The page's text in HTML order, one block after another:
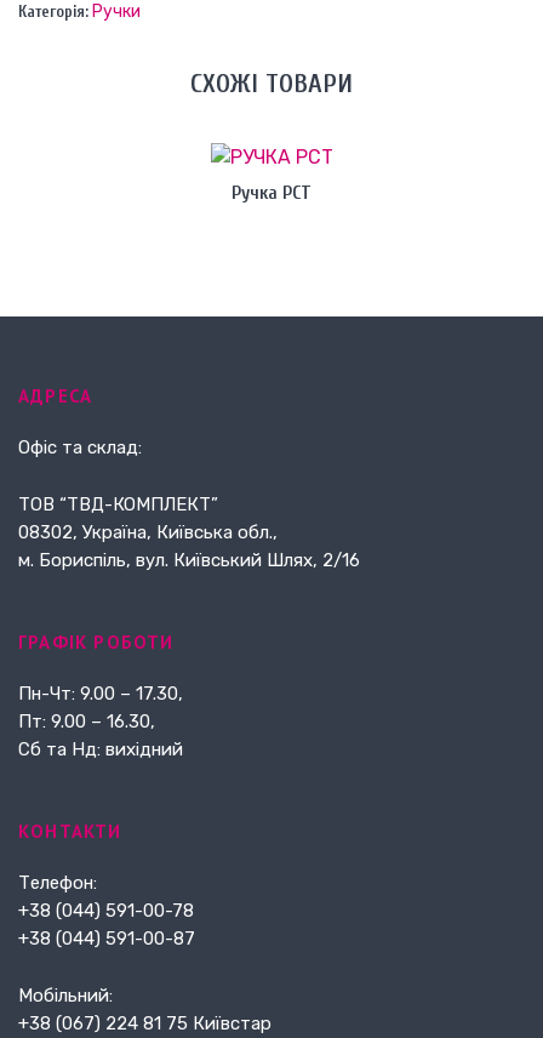
Категорія: Ручки
СХОЖІ ТОВАРИ
Ручка РСТ
АДРЕСА
Офіс та склад:
ТОВ “ТВД-КОМПЛЕКТ”
08302, Україна, Київська обл.,
м. Бориспіль, вул. Київський Шлях, 2/16
ГРАФІК РОБОТИ
Пн-Чт: 9.00 – 17.30,
Пт: 9.00 – 16.30,
Сб та Нд: вихідний
КОНТАКТИ
Телефон:
+38 (044) 591-00-78
+38 (044) 591-00-87
Мобільний:
+38 (067) 224 81 75 Київстар